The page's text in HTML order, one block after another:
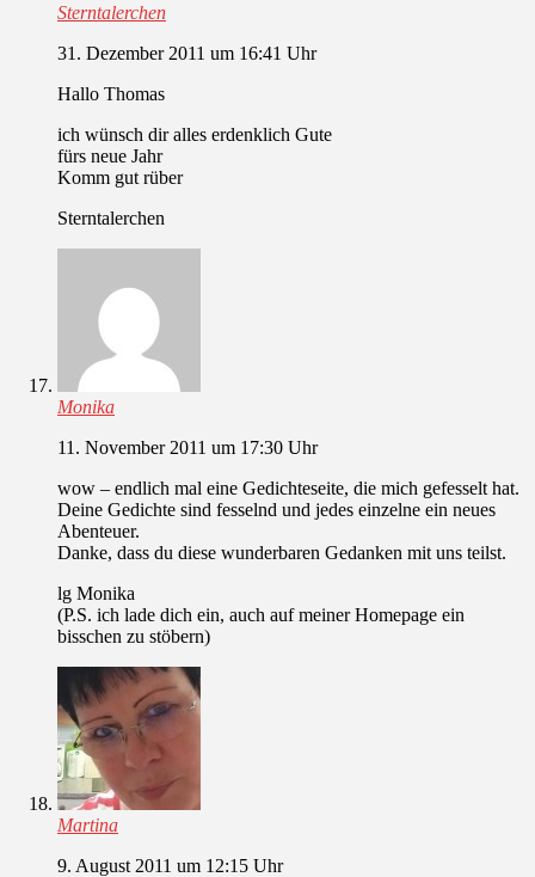
Sterntalerchen
31. Dezember 2011 um 16:41 Uhr
Hallo Thomas
ich wünsch dir alles erdenklich Gute
fürs neue Jahr
Komm gut rüber
Sterntalerchen
Monika
11. November 2011 um 17:30 Uhr
wow – endlich mal eine Gedichteseite, die mich gefesselt hat.
Deine Gedichte sind fesselnd und jedes einzelne ein neues
Abenteuer.
Danke, dass du diese wunderbaren Gedanken mit uns teilst.
lg Monika
(P.S. ich lade dich ein, auch auf meiner Homepage ein
bisschen zu stöbern)
Martina
9. August 2011 um 12:15 Uhr